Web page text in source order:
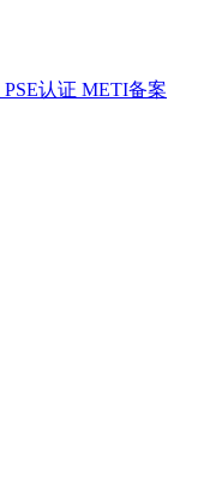
PSE认证 METI备案